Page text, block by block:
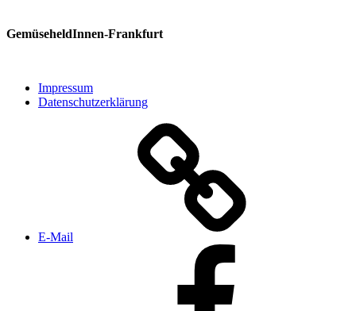
GemüseheldInnen-Frankfurt
Impressum
Datenschutzerklärung
E‑Mail